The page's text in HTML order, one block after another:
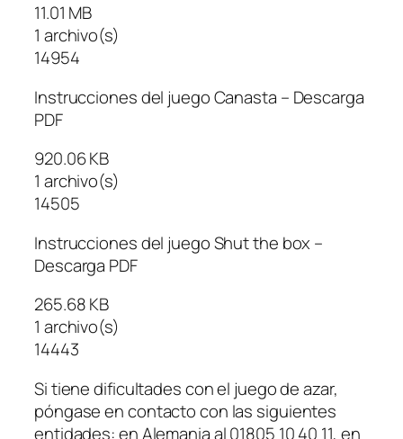
11.01 MB
1 archivo(s)
14954
Instrucciones del juego Canasta – Descarga
PDF
920.06 KB
1 archivo(s)
14505
Instrucciones del juego Shut the box –
Descarga PDF
265.68 KB
1 archivo(s)
14443
Si tiene dificultades con el juego de azar,
póngase en contacto con las siguientes
entidades: en Alemania al 01805 10 40 11, en